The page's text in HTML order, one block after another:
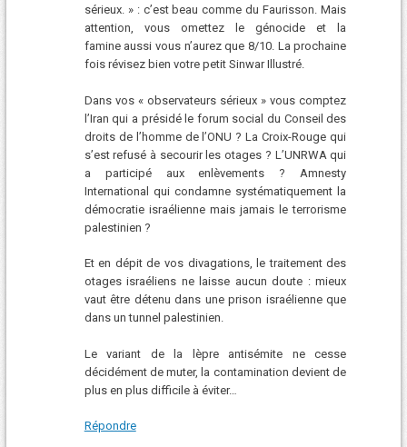
sérieux. » : c’est beau comme du Faurisson. Mais
attention, vous omettez le génocide et la
famine aussi vous n’aurez que 8/10. La prochaine
fois révisez bien votre petit Sinwar Illustré.
Dans vos « observateurs sérieux » vous comptez
l’Iran qui a présidé le forum social du Conseil des
droits de l’homme de l’ONU ? La Croix-Rouge qui
s’est refusé à secourir les otages ? L’UNRWA qui
a participé aux enlèvements ? Amnesty
International qui condamne systématiquement la
démocratie israélienne mais jamais le terrorisme
palestinien ?
Et en dépit de vos divagations, le traitement des
otages israéliens ne laisse aucun doute : mieux
vaut être détenu dans une prison israélienne que
dans un tunnel palestinien.
Le variant de la lèpre antisémite ne cesse
décidément de muter, la contamination devient de
plus en plus difficile à éviter…
Répondre